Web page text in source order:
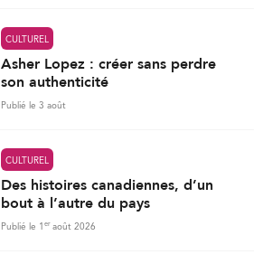
CULTUREL
Asher Lopez : créer sans perdre
son authenticité
Publié le 3 août
CULTUREL
Des histoires canadiennes, d’un
bout à l’autre du pays
Publié le 1 er août 2026